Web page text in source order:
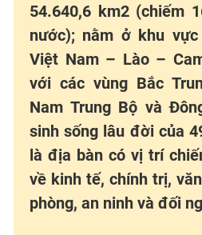
54.640,6 km2 (chiếm
nước); nằm ở khu
Việt Nam – Lào –
với các vùng Bắc
Nam Trung Bộ và
sinh sống lâu đời của
là địa bàn có vị trí
về kinh tế, chính trị,
phòng, an ninh và đối